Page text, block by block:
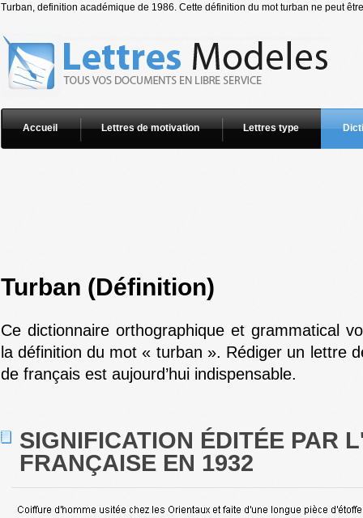
Turban, definition académique de 1986. Cette définition du mot turban ne peut
Accueil Lettres de motivation Lettres type
Turban (Définition)
Ce dictionnaire orthographique et grammatical
la définition du mot « turban ». Rédiger un lettre
de français est aujourd’hui indispensable.
SIGNIFICATION ÉDITÉE PAR
FRANÇAISE EN 1932